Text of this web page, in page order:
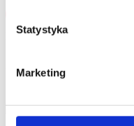
Statystyka
Marketing
Nie masz jeszcze konta?
KURS